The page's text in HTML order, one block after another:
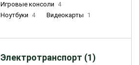
Игровые консоли 4
Ноутбуки 4 Видеокарты 1
Электротранспорт (1)